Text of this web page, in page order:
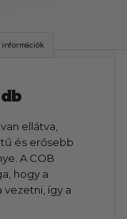
ellátva,
és erősebb
A COB
hogy a
így a